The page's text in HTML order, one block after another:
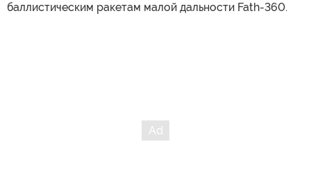
баллистическим ракетам малой дальности Fath-360.